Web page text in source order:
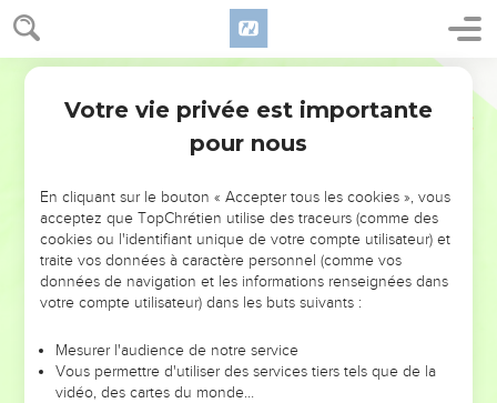
NE MANQUEZ PAS L’ÉVÉNEMENT
DE L’ANNÉE !
ET SI LEURS ERREURS POUVAIENT VOUS ÉVITER LES
VOTRES ?
leur foi ou leur vision. Mais on voit moins les doutes, les erreurs
et les saisons difficiles qu'ils ont traversés, alors même que ce
sont elles qui les ont façonnés.
Votre vie privée est importante
pour nous
En cliquant sur le bouton « Accepter tous les cookies », vous
acceptez que TopChrétien utilise des traceurs (comme des
cookies ou l'identifiant unique de votre compte utilisateur) et
traite vos données à caractère personnel (comme vos
données de navigation et les informations renseignées dans
votre compte utilisateur) dans les buts suivants :
Mesurer l'audience de notre service
Vous permettre d'utiliser des services tiers tels que de la
vidéo, des cartes du monde…